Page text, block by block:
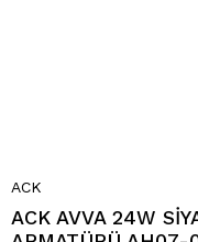
ACK
ACK AVVA 24W